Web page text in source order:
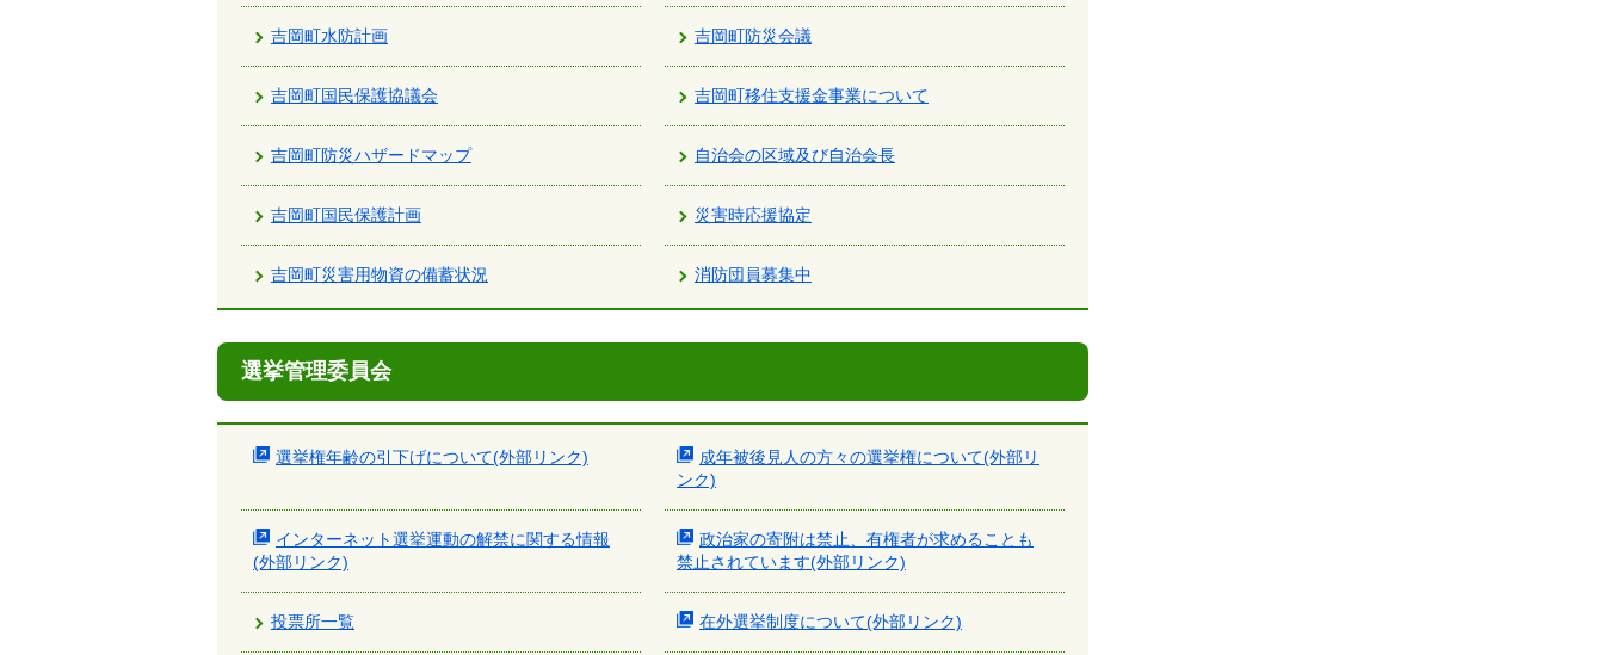
吉岡町水防計画 吉岡町防災会議
吉岡町国民保護協議会 吉岡町移住支援金事業について
吉岡町防災ハザードマップ 自治会の区域及び自治会長
吉岡町国民保護計画 災害時応援協定
吉岡町災害用物資の備蓄状況 消防団員募集中
選挙管理委員会
選挙権年齢の引下げについて(外部リンク)
成年被後見人の方々の選挙権について(外部リ
ンク)
インターネット選挙運動の解禁に関する情報
(外部リンク)
政治家の寄附は禁止、有権者が求めることも
禁止されています(外部リンク)
投票所一覧 在外選挙制度について(外部リンク)